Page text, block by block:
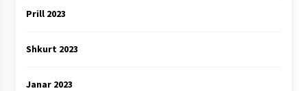
Prill 2023
Shkurt 2023
Janar 2023